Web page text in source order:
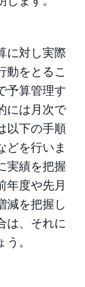
に対し実際
動をとるこ
予算管理す
には月次で
以下の手順
どを行いま
実績を把握
年度や先月
減を把握し
は、それに
。